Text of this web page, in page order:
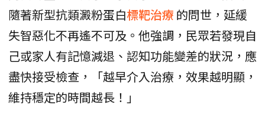
隨著新型抗類澱粉蛋白標靶治療 的問世，延緩
失智惡化不再遙不可及。他強調，民眾若發現自
己或家人有記憶減退、認知功能變差的狀況，應
盡快接受檢查，「越早介入治療，效果越明顯，
維持穩定的時間越長！」